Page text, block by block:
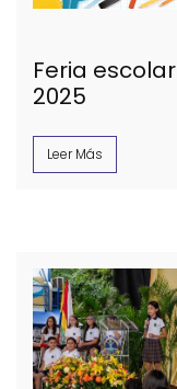
Feria escolar
2025
Leer Más